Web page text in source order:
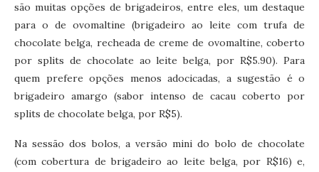
são muitas opções de brigadeiros, entre eles, um destaque
para o de ovomaltine (brigadeiro ao leite com trufa de
chocolate belga, recheada de creme de ovomaltine, coberto
por splits de chocolate ao leite belga, por R$5.90). Para
quem prefere opções menos adocicadas, a sugestão é o
brigadeiro amargo (sabor intenso de cacau coberto por
splits de chocolate belga, por R$5).
Na sessão dos bolos, a versão mini do bolo de chocolate
(com cobertura de brigadeiro ao leite belga, por R$16) e,